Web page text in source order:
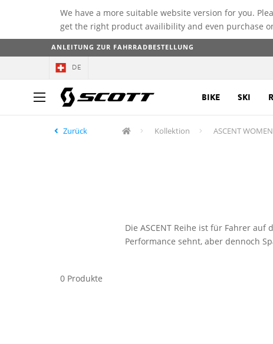
We have a more suitable website version for you.
get the right product availibility and even purchase
ANLEITUNG ZUR FAHRRADBESTELLUNG
DE
BIKE SKI
Zurück Kollektion ASCENT WOMEN
Die ASCENT Reihe ist für Fahrer
Performance sehnt, aber dennoch
0 Produkte